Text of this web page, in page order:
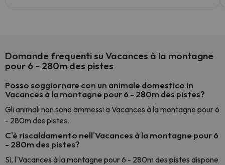
Domande frequenti su Vacances à la montagne
pour 6 - 280m des pistes
Posso soggiornare con un animale domestico in
Vacances à la montagne pour 6 - 280m des pistes?
Gli animali non sono ammessi a Vacances à la montagne pour 6
- 280m des pistes.
C'è riscaldamento nell'Vacances à la montagne pour 6
- 280m des pistes?
Sì, l'Vacances à la montagne pour 6 - 280m des pistes dispone